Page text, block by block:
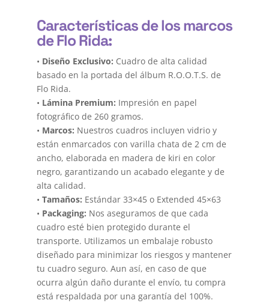
Características de los marcos
de Flo Rida:
• Diseño Exclusivo: Cuadro de alta calidad
basado en la portada del álbum R.O.O.T.S. de
Flo Rida.
• Lámina Premium: Impresión en papel
fotográfico de 260 gramos.
• Marcos: Nuestros cuadros incluyen vidrio y
están enmarcados con varilla chata de 2 cm de
ancho, elaborada en madera de kiri en color
negro, garantizando un acabado elegante y de
alta calidad.
• Tamaños: Estándar 33×45 o Extended 45×63
• Packaging: Nos aseguramos de que cada
cuadro esté bien protegido durante el
transporte. Utilizamos un embalaje robusto
diseñado para minimizar los riesgos y mantener
tu cuadro seguro. Aun así, en caso de que
ocurra algún daño durante el envío, tu compra
está respaldada por una garantía del 100%.